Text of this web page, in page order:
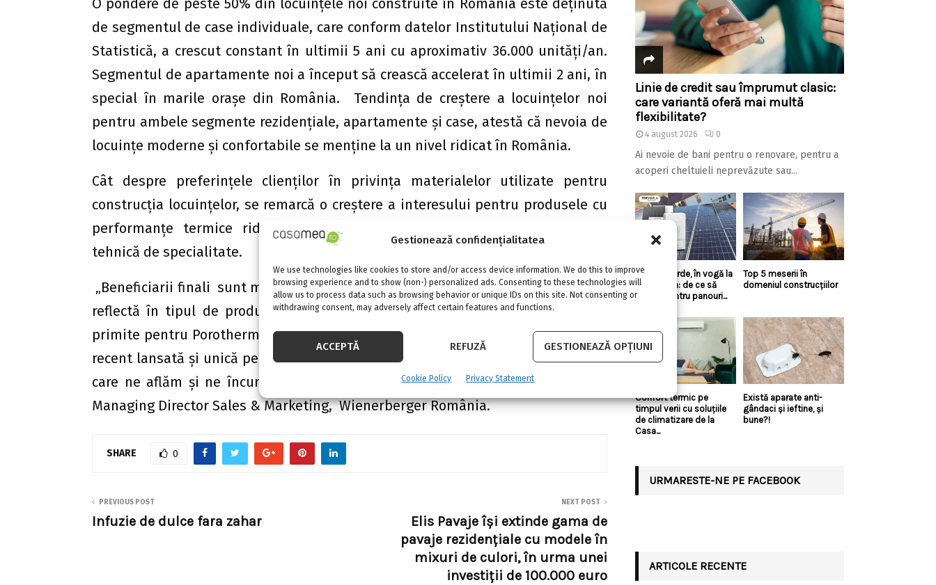
Gestionează confidențialitatea
We use technologies like cookies to store and/or access device information. We do this to improve
browsing experience and to show (non-) personalized ads. Consenting to these technologies will
allow us to process data such as browsing behavior or unique IDs on this site. Not consenting or
withdrawing consent, may adversely affect certain features and functions.
ACCEPTĂ REFUZĂ GESTIONEAZĂ OPȚIUNI
Cookie Policy Privacy Statement
O pondere de peste 50% din locuințele noi construite in România este deținută
de segmentul de case individuale, care conform datelor Institutului Național de
Statistică, a crescut constant în ultimii 5 ani cu aproximativ 36.000 unități/an.
Segmentul de apartamente noi a început să crească accelerat în ultimii 2 ani, în
special în marile orașe din România. Tendința de creștere a locuințelor noi
pentru ambele segmente rezidențiale, apartamente și case, atestă că nevoia de
locuințe moderne și confortabile se menține la un nivel ridicat în România.
Cât despre preferințele clienților în privința materialelor utilizate pentru
construcția locuințelor, se remarcă o creștere a interesului pentru produsele cu
performanțe termice ridicate oferite împreună cu servicii de consultanță
tehnică de specialitate.
„Beneficiarii finali sunt mai bine informați și au așteptari mai ridicate, care se
reflectă în tipul de produse alese pentru casa lor. În plus, reacțiile pozitive
primite pentru Porotherm 36,5 TermoPlus, cărămida cu vată minerală bazaltică,
recent lansată și unică pe piața din România, ne confirmă contextul favorabil în
care ne aflăm și ne încurajează planurile de viitor, ” susține Corneliu Fecioru,
Managing Director Sales & Marketing, Wienerberger România.
SHARE 0
PREVIOUS POST
Infuzie de dulce fara zahar
NEXT POST
Elis Pavaje îşi extinde gama de
pavaje rezidenţiale cu modele în
mixuri de culori, în urma unei
investiţii de 100.000 euro
Linie de credit sau împrumut clasic:
care variantă oferă mai multă
flexibilitate?
4 august 2026 0
Ai nevoie de bani pentru o renovare, pentru a
acoperi cheltuieli neprevăzute sau...
Energia verde, în vogă la
Constanța: de ce să
optezi pentru panouri...
Top 5 meserii în
domeniul construcțiilor
Confort termic pe
timpul verii cu soluțiile
de climatizare de la
Casa...
Există aparate anti-
gândaci și ieftine, și
bune?!
URMARESTE-NE PE FACEBOOK
ARTICOLE RECENTE